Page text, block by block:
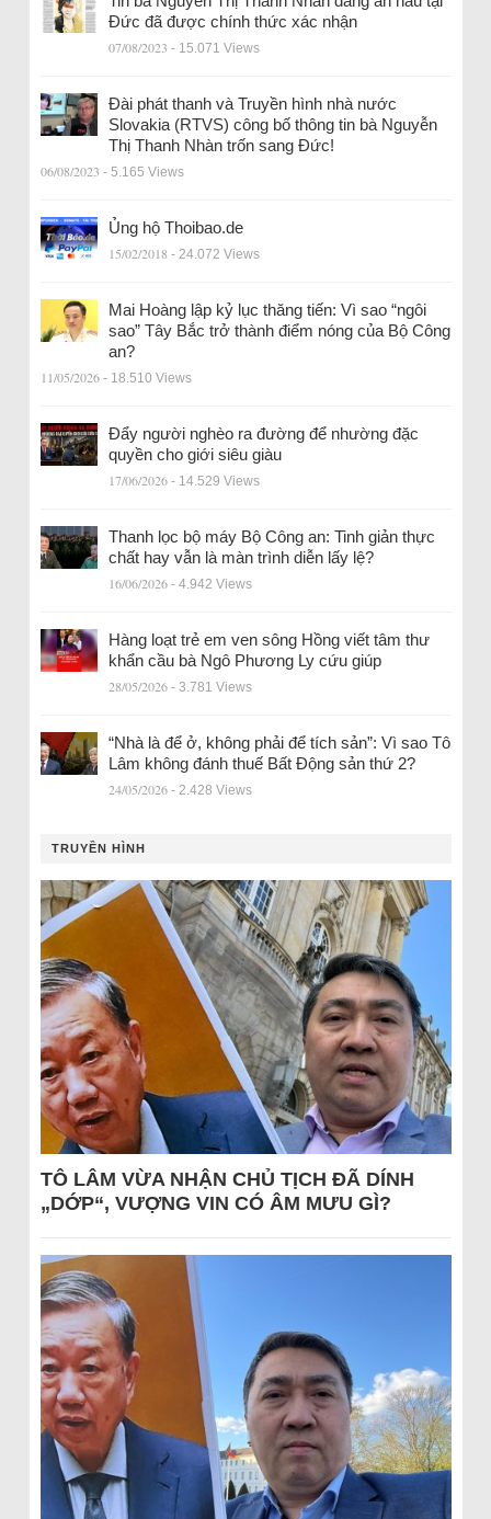
Đức đã được chính thức xác nhận
07/08/2023 - 15.071 Views
Đài phát thanh và Truyền hình nhà nước
Slovakia (RTVS) công bố thông tin bà Nguyễn
Thị Thanh Nhàn trốn sang Đức!
06/08/2023 - 5.165 Views
Ủng hộ Thoibao.de
15/02/2018 - 24.072 Views
Mai Hoàng lập kỷ lục thăng tiến: Vì sao “ngôi
sao” Tây Bắc trở thành điểm nóng của Bộ Công
an?
11/05/2026 - 18.510 Views
Đẩy người nghèo ra đường để nhường đặc
quyền cho giới siêu giàu
17/06/2026 - 14.529 Views
Thanh lọc bộ máy Bộ Công an: Tinh giản thực
chất hay vẫn là màn trình diễn lấy lệ?
16/06/2026 - 4.942 Views
Hàng loạt trẻ em ven sông Hồng viết tâm thư
khẩn cầu bà Ngô Phương Ly cứu giúp
28/05/2026 - 3.781 Views
“Nhà là để ở, không phải để tích sản”: Vì sao Tô
Lâm không đánh thuế Bất Động sản thứ 2?
24/05/2026 - 2.428 Views
TRUYỀN HÌNH
TÔ LÂM VỪA NHẬN CHỦ TỊCH ĐÃ DÍNH
„DỚP“, VƯỢNG VIN CÓ ÂM MƯU GÌ?